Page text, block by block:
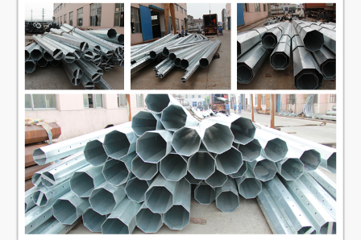
Embase :
boulon d'anchrage et la dimension selon
l'exigence de clients
Groung a
monté :
Le souterrain enterré par longueur selon
l'exigence de clients
Galvanisation
:
Galvanisation d'immersion chaude avec
l'épaisseur de la moyenne de 80-100µm
Revêtement
de poudre :
La peinture pure de poudre de polyester,
couleur est facultative